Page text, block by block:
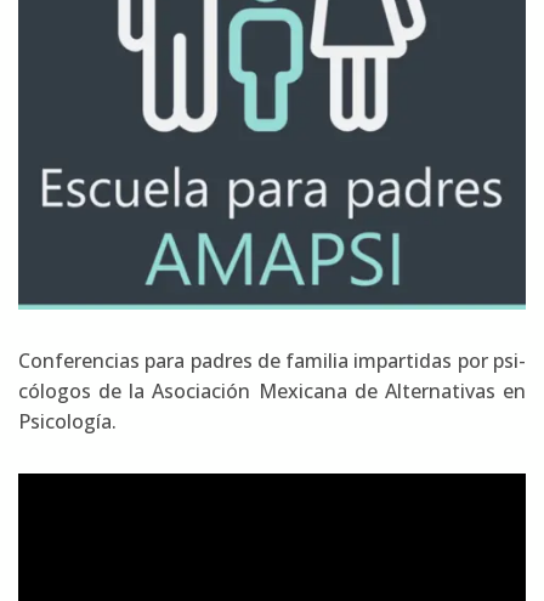
Con­fe­ren­cias para padres de fami­lia impar­ti­das por psi­
có­lo­gos de la Aso­cia­ción Mexi­ca­na de Alter­na­ti­vas en
Psi­co­lo­gía.